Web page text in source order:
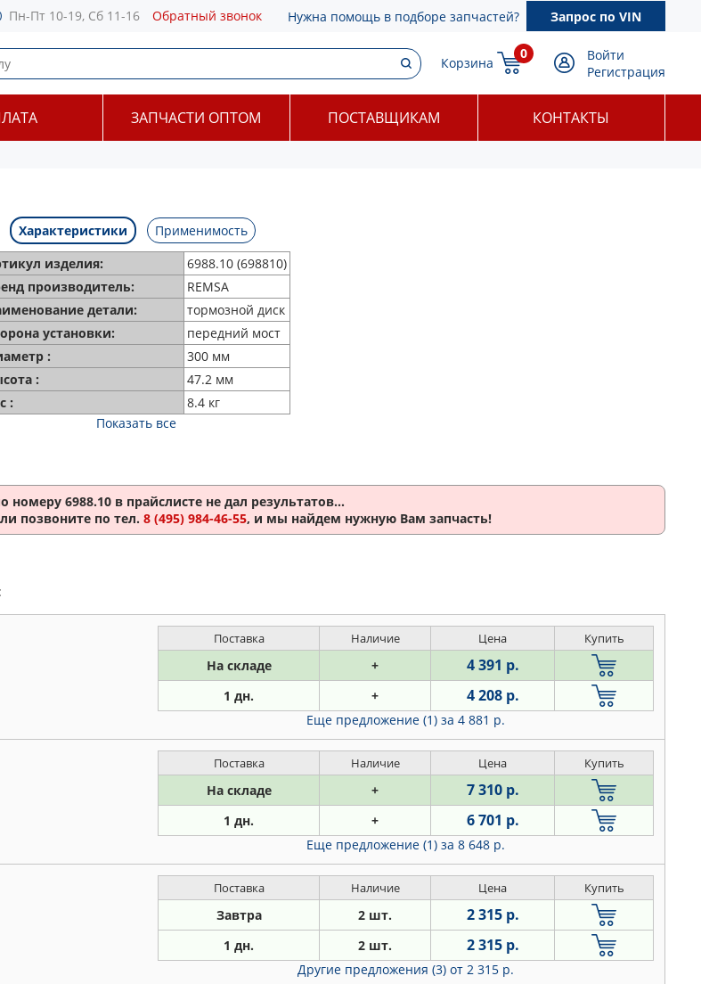
Пн-Пт 10-19, Сб 11-16 Обратный звонок Нужна помощь в подборе запчастей? Запрос по VIN
Корзина
0
Войти
Регистрация
ЗАПЧАСТИ ОПТОМ ПОСТАВЩИКАМ КОНТАКТЫ
Характеристики
Применимость
изделия:
6988.10 (698810)
производитель:
REMSA
детали:
тормозной диск
установки:
передний мост
:
300 мм
:
47.2 мм
:
8.4 кг
Показать все
номеру 6988.10 в прайслисте не дал результатов...
позвоните по тел. 8 (495) 984-46-55, и мы найдем нужную Вам запчасть!
:
Поставка Наличие Цена Купить
На складе + 4 391 р.
1 дн. + 4 208 р.
Еще предложение (1) за 4 881 р.
Поставка Наличие Цена Купить
На складе + 7 310 р.
1 дн. + 6 701 р.
Еще предложение (1) за 8 648 р.
Поставка Наличие Цена Купить
Завтра 2 шт. 2 315 р.
1 дн. 2 шт. 2 315 р.
Другие предложения (3) от 2 315 р.